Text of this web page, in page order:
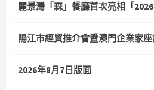
麗景灣「森」餐廳首次亮相「2026
陽江市經貿推介會暨澳門企業家
2026年8月7日版面